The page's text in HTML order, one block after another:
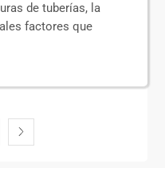
de tuberías, la
factores que